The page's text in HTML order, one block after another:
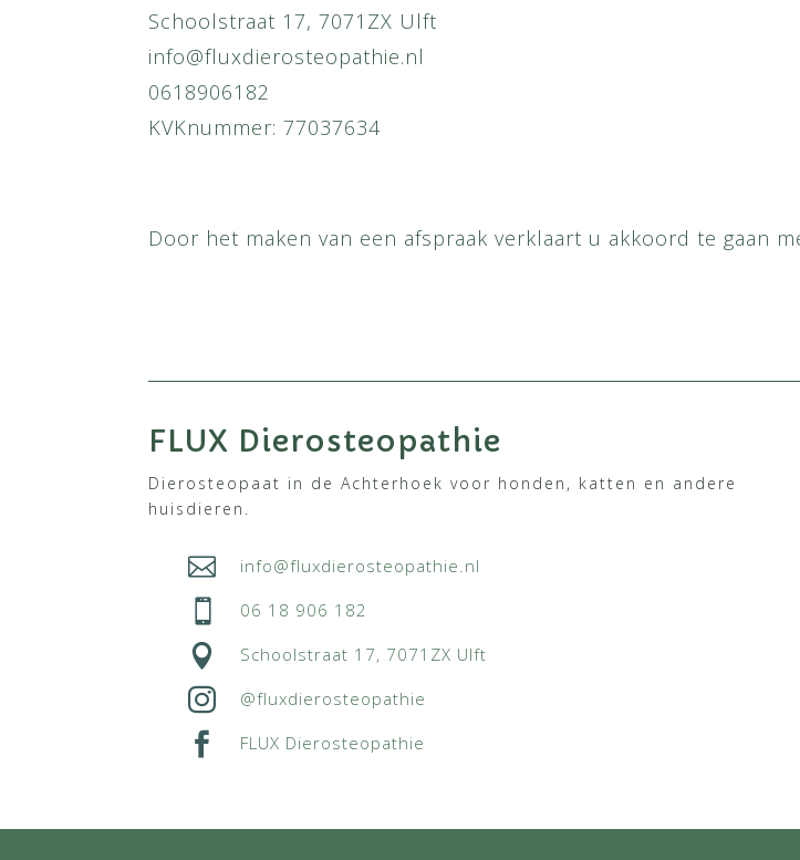
Schoolstraat 17, 7071ZX Ulft
info@fluxdierosteopathie.nl
0618906182
KVKnummer: 77037634
Door het maken van een afspraak verklaart u akkoord te gaan
FLUX Dierosteopathie
Dierosteopaat in de Achterhoek voor honden, katten en andere
huisdieren.
 info@fluxdierosteopathie.nl
 06 18 906 182
 Schoolstraat 17, 7071ZX Ulft
 @fluxdierosteopathie
 FLUX Dierosteopathie